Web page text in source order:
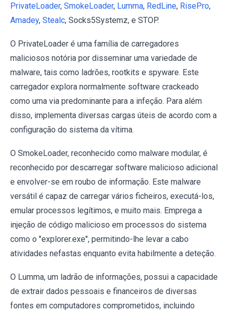
PrivateLoader, SmokeLoader, Lumma, RedLine, RisePro,
Amadey, Stealc, Socks5Systemz, e STOP.
O PrivateLoader é uma família de carregadores
maliciosos notória por disseminar uma variedade de
malware, tais como ladrões, rootkits e spyware. Este
carregador explora normalmente software crackeado
como uma via predominante para a infeção. Para além
disso, implementa diversas cargas úteis de acordo com a
configuração do sistema da vítima.
O SmokeLoader, reconhecido como malware modular, é
reconhecido por descarregar software malicioso adicional
e envolver-se em roubo de informação. Este malware
versátil é capaz de carregar vários ficheiros, executá-los,
emular processos legítimos, e muito mais. Emprega a
injeção de código malicioso em processos do sistema
como o "explorer.exe", permitindo-lhe levar a cabo
atividades nefastas enquanto evita habilmente a deteção.
O Lumma, um ladrão de informações, possui a capacidade
de extrair dados pessoais e financeiros de diversas
fontes em computadores comprometidos, incluindo